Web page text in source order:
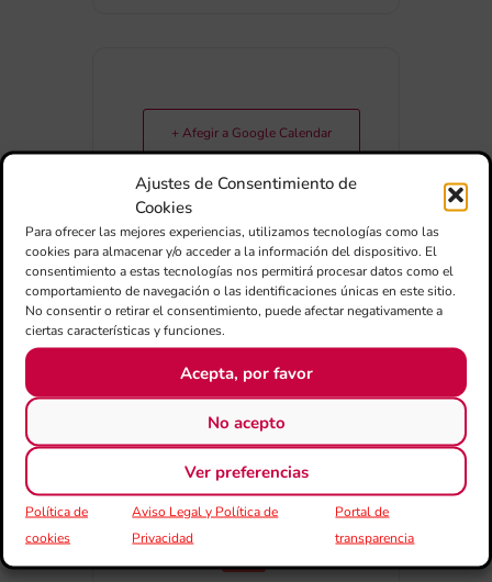
Ajustes de Consentimiento de
Cookies
Para ofrecer las mejores experiencias, utilizamos tecnologías como las
cookies para almacenar y/o acceder a la información del dispositivo. El
consentimiento a estas tecnologías nos permitirá procesar datos como el
comportamiento de navegación o las identificaciones únicas en este sitio.
No consentir o retirar el consentimiento, puede afectar negativamente a
ciertas características y funciones.
Acepta, por favor
No acepto
Ver preferencias
Política de
cookies
Aviso Legal y Política de
Privacidad
Portal de
transparencia
+ Afegir a Google Calendar
COMPARTIR